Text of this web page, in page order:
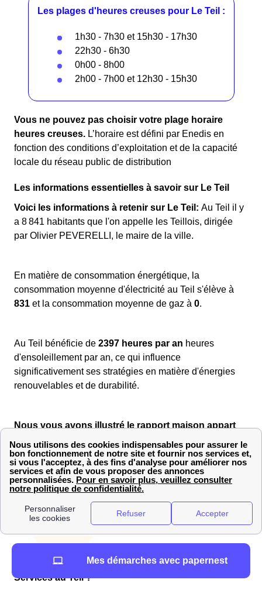
Les plages d'heures creuses pour Le Teil :
1h30 - 7h30 et 15h30 - 17h30
22h30 - 6h30
0h00 - 8h00
2h00 - 7h00 et 12h30 - 15h30
Vous ne pouvez pas choisir votre plage horaire
heures creuses. L’horaire est défini par Enedis en
fonction des conditions d’exploitation et de la capacité
locale du réseau public de distribution
Les informations essentielles à savoir sur Le Teil
Voici les informations à retenir sur Le Teil: Au Teil il y
a 8 841 habitants que l'on appelle les Teillois, dirigée
par Olivier PEVERELLI, le maire de la ville.
En matière de consommation énergétique, la
consommation moyenne d'électricité au Teil s'élève à
831 et la consommation moyenne de gaz à 0.
Au Teil bénéficie de 2397 heures par an heures
d'ensoleillement par an, ce qui influence
significativement ses stratégies en matière d'énergies
renouvelables et de durabilité.
Nous vous avons illustré le rapport maison appart
du Teil :
Comment profiter de Engie (ex EDF-GDF) Home
Services au Teil ?
Mes démarches avec papernest